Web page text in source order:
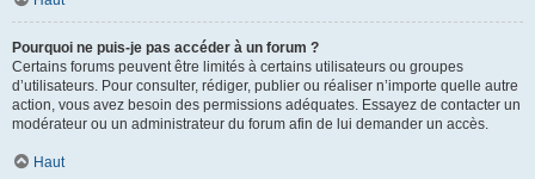
Pourquoi ne puis-je pas accéder à un forum ?
Certains forums peuvent être limités à certains utilisateurs ou groupes
d’utilisateurs. Pour consulter, rédiger, publier ou réaliser n’importe quelle autre
action, vous avez besoin des permissions adéquates. Essayez de contacter un
modérateur ou un administrateur du forum afin de lui demander un accès.
Haut